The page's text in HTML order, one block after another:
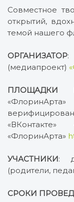
Совместное
открытий,
темой нашего
ОРГАНИЗАТОР
(медиапроект)
ПЛОЩАДКИ
«ФлоринАрта»
УЧАСТНИКИ:
(родители,
СРОКИ